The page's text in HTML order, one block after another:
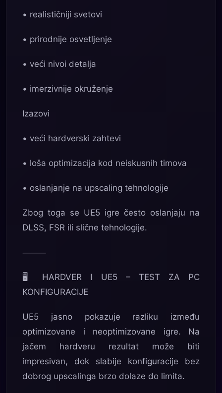
• realističniji svetovi
• prirodnije osvetljenje
• veći nivoi detalja
• imerzivnije okruženje
Izazovi
• veći hardverski zahtevi
• loša optimizacija kod neiskusnih timova
• oslanjanje na upscaling tehnologije
Zbog toga se UE5 igre često oslanjaju na
DLSS, FSR ili slične tehnologije.
⸻
🖥️ HARDVER I UE5 – TEST ZA PC
KONFIGURACIJE
UE5 jasno pokazuje razliku između
optimizovane i neoptimizovane igre. Na
jačem hardveru rezultat može biti
impresivan, dok slabije konfiguracije bez
dobrog upscalinga brzo dolaze do limita.